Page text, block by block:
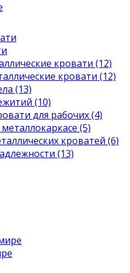
кровати (12)
кровати (12)
(13)
(10)
для рабочих (4)
(5)
кроватей (6)
(13)